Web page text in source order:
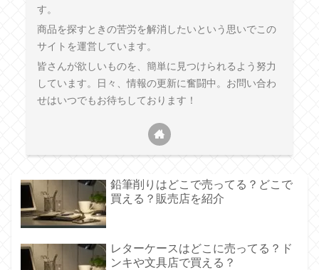
す。
商品を探すときの苦労を解消したいという思いでこの
サイトを運営しています。
皆さんが欲しいものを、簡単に見つけられるよう努力
しています。日々、情報の更新に奮闘中。お問い合わ
せはいつでもお待ちしております！
鉛筆削りはどこで売ってる？どこで
買える？販売店を紹介
レターケースはどこに売ってる？ド
ンキや文具店で買える？